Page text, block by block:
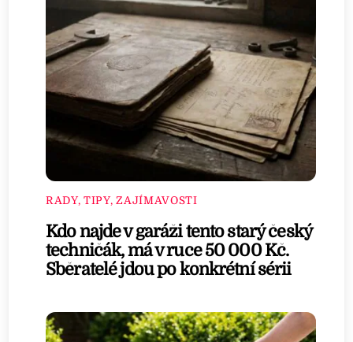
RADY, TIPY, ZAJÍMAVOSTI
Kdo najde v garáži tento starý český
techničák, má v ruce 50 000 Kč.
Sběratelé jdou po konkrétní sérii